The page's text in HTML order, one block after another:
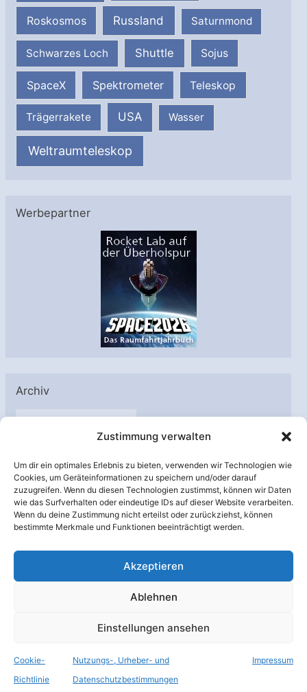
Zustimmung verwalten
Um dir ein optimales Erlebnis zu bieten, verwenden wir Technologien wie
Cookies, um Geräteinformationen zu speichern und/oder darauf
zuzugreifen. Wenn du diesen Technologien zustimmst, können wir Daten
wie das Surfverhalten oder eindeutige IDs auf dieser Website verarbeiten.
Wenn du deine Zustimmung nicht erteilst oder zurückziehst, können
bestimmte Merkmale und Funktionen beeinträchtigt werden.
Akzeptieren
Ablehnen
Einstellungen ansehen
Cookie-
Richtlinie
Nutzungs-, Urheber- und
Datenschutzbestimmungen
Impressum
Roskosmos Russland Saturnmond
Schwarzes Loch Shuttle Sojus
SpaceX Spektrometer Teleskop
Trägerrakete USA Wasser
Weltraumteleskop
Werbepartner
Archiv
A
h
i
v
Unterstützt von:
© Raumfahrer Net e.V. 2026